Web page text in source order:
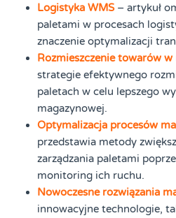
Logistyka WMS– artykuł
paletami w procesach
znaczenie optymalizacji
Rozmieszczenie towarów w
strategie efektywnego
paletach w celu lepszego
magazynowej.
Optymalizacja procesów
przedstawia metody
zarządzania paletami
monitoring ich ruchu.
Nowoczesne rozwiązania
innowacyjne technologie,